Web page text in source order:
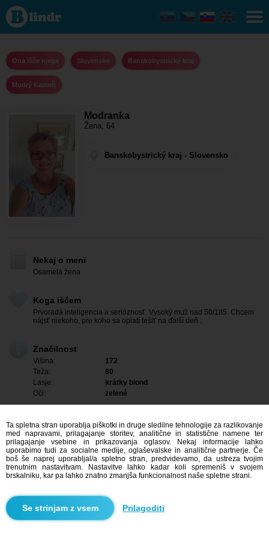
Modranka - Ona
išče njega
Banskobystrický
kraj - Modrý
Ona išče njega Slovensko Banskobystrický kraj
Modrý Kameň
Modranka
Žena, 64
Banskobystrický kraj - Slovensko
Nekaj o meni
Osamelá žena
Koga iščem
Prvoradá inteligencia a serióznosť. Vysoký muž nad 50/185. Chcem
nájsť niekoho, pre koho sa oplatí tešiť na ďalší deň .
Značilnost
Višina:
172
Teža:
80
Lasje:
krátky blond
Oči:
zelené
Me zanima
Ta spletna stran uporablja piškotki in druge sledilne tehnologije za razlikovanje
med napravami, prilagajanje storitev, analitične in statistične namene ter
prilagajanje vsebine in prikazovanja oglasov. Nekaj informacije lahko
uporabimo tudi za socialne medije, oglaševalske in analitične partnerje. Če
boš še naprej uporabljal/a spletno stran, predvidevamo, da ustreza tvojim
trenutnim nastavitvam. Nastavitve lahko kadar koli spremeniš v svojem
brskalniku, kar pa lahko znatno zmanjša funkcionalnost naše spletne strani.
Prilagoditi